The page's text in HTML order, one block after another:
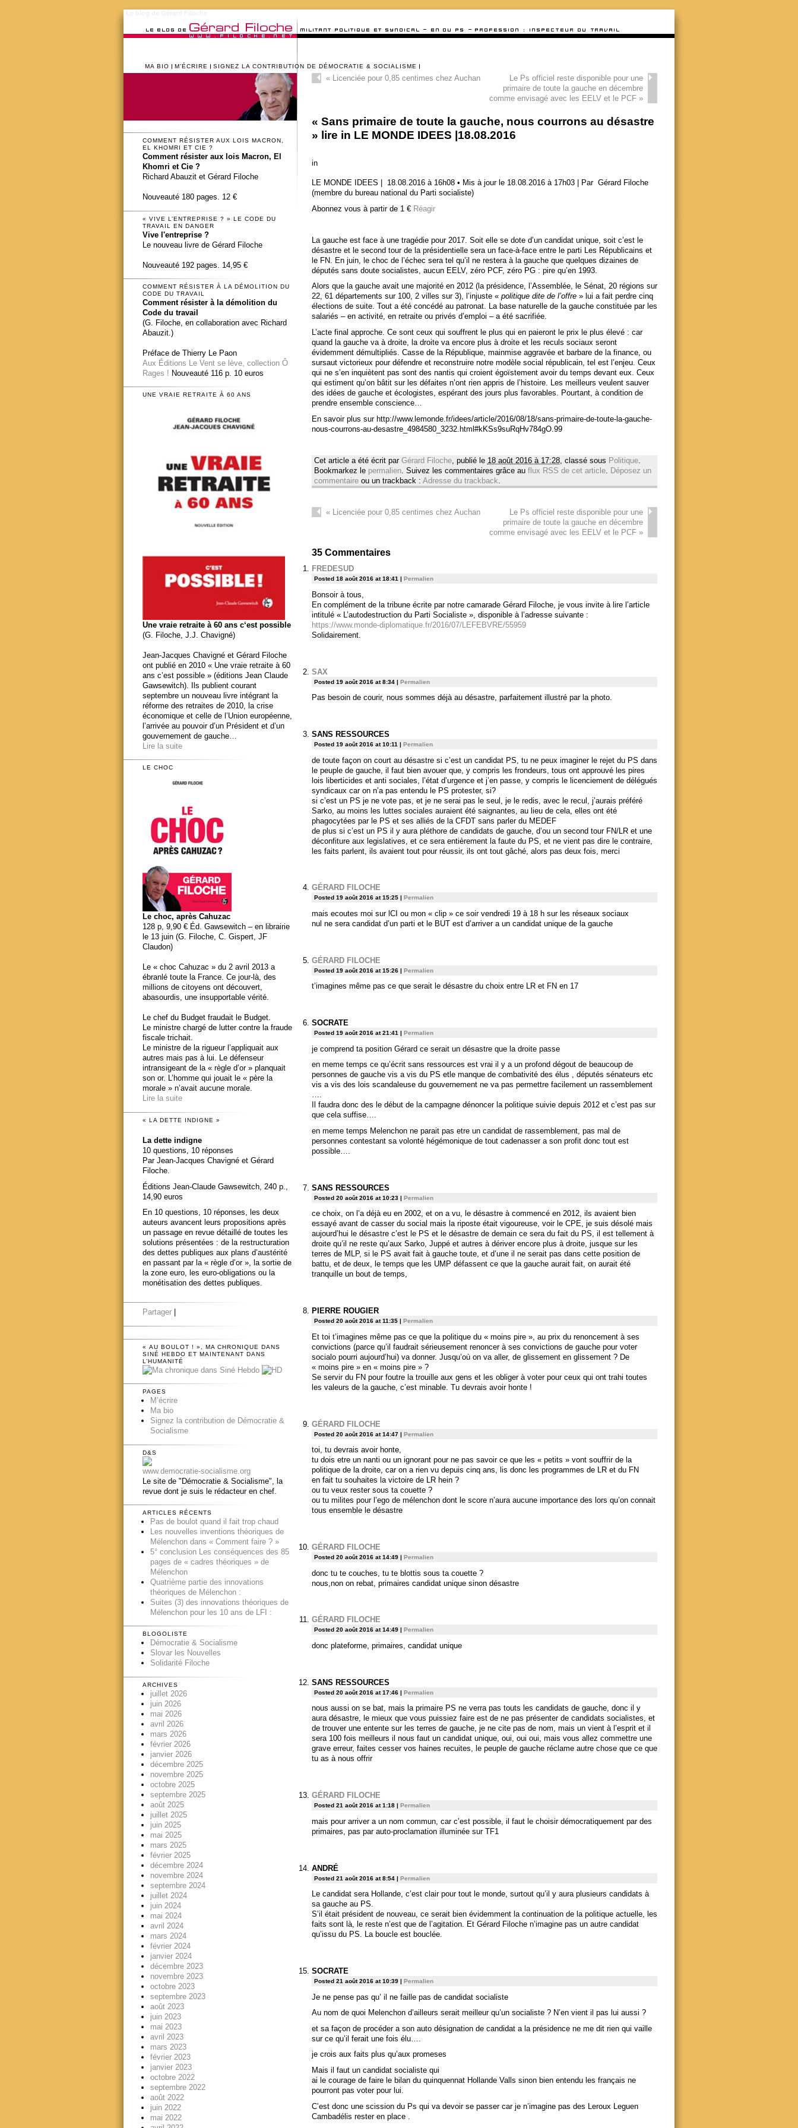
MA BIO M’ÉCRIRE SIGNEZ LA CONTRIBUTION DE DÉMOCRATIE & SOCIALISME
«Licenciée pour 0,85 centimes chez Auchan
Le Ps officiel reste disponible pour une
primaire de toute la gauche en décembre
comme envisagé avec les EELV et le PCF»
« Sans primaire de toute la gauche, nous courrons au désastre
» lire in LE MONDE IDEES |18.08.2016
in
LE MONDE IDEES | 18.08.2016 à 16h08 • Mis à jour le 18.08.2016 à 17h03 | Par Gérard Filoche
(membre du bureau national du Parti socialiste)
Abonnez vous à partir de 1 €Réagir
La gauche est face à une tragédie pour 2017. Soit elle se dote d’un candidat unique, soit c’est le
désastre et le second tour de la présidentielle sera un face-à-face entre le parti Les Républicains et
le FN. En juin, le choc de l’échec sera tel qu’il ne restera à la gauche que quelques dizaines de
députés sans doute socialistes, aucun EELV, zéro PCF, zéro PG : pire qu’en 1993.
Alors que la gauche avait une majorité en 2012 (la présidence, l’Assemblée, le Sénat, 20 régions sur
22, 61 départements sur 100, 2 villes sur 3), l’injuste « politique dite de l’offre» lui a fait perdre cinq
élections de suite. Tout a été concédé au patronat. La base naturelle de la gauche constituée par les
salariés – en activité, en retraite ou privés d’emploi – a été sacrifiée.
L’acte final approche. Ce sont ceux qui souffrent le plus qui en paieront le prix le plus élevé : car
quand la gauche va à droite, la droite va encore plus à droite et les reculs sociaux seront
évidemment démultipliés. Casse de la République, mainmise aggravée et barbare de la finance, ou
sursaut victorieux pour défendre et reconstruire notre modèle social républicain, tel est l’enjeu. Ceux
qui ne s’en inquiètent pas sont des nantis qui croient égoïstement avoir du temps devant eux. Ceux
qui estiment qu’on bâtit sur les défaites n’ont rien appris de l’histoire. Les meilleurs veulent sauver
des idées de gauche et écologistes, espérant des jours plus favorables. Pourtant, à condition de
prendre ensemble conscience…
En savoir plus sur http://www.lemonde.fr/idees/article/2016/08/18/sans-primaire-de-toute-la-gauche-
nous-courrons-au-desastre_4984580_3232.html#kKSs9suRqHv784gO.99
Cet article a été écrit par Gérard Filoche, publié le 18 août 2016 à 17:28, classé sous Politique.
Bookmarkez le permalien. Suivez les commentaires grâce au flux RSS de cet article. Déposez un
commentaireou un trackback : Adresse du trackback
«Licenciée pour 0,85 centimes chez Auchan
Le Ps officiel reste disponible pour une
primaire de toute la gauche en décembre
comme envisagé avec les EELV et le PCF»
35Commentaires
FREDESUD
Posted 18 août 2016 at 18:41 | Permalien
Bonsoir à tous,
En complément de la tribune écrite par notre camarade Gérard Filoche, je vous invite à lire l’article
intitulé « L’autodestruction du Parti Socialiste », disponible à l’adresse suivante :
https://www.monde-diplomatique.fr/2016/07/LEFEBVRE/55959
Solidairement.
SAX
Posted 19 août 2016 at 8:34 | Permalien
Pas besoin de courir, nous sommes déjà au désastre, parfaitement illustré par la photo.
SANS RESSOURCES
Posted 19 août 2016 at 10:11 | Permalien
de toute façon on court au désastre si c’est un candidat PS, tu ne peux imaginer le rejet du PS dans
le peuple de gauche, il faut bien avouer que, y compris les frondeurs, tous ont approuvé les pires
lois liberticides et anti sociales, l’état d’urgence et j’en passe, y compris le licenciement de délégués
syndicaux car on n’a pas entendu le PS protester, si?
si c’est un PS je ne vote pas, et je ne serai pas le seul, je le redis, avec le recul, j’aurais préféré
Sarko, au moins les luttes sociales auraient été saignantes, au lieu de cela, elles ont été
phagocytées par le PS et ses alliés de la CFDT sans parler du MEDEF
de plus si c’est un PS il y aura pléthore de candidats de gauche, d’ou un second tour FN/LR et une
déconfiture aux legislatives, et ce sera entièrement la faute du PS, et ne vient pas dire le contraire,
les faits parlent, ils avaient tout pour réussir, ils ont tout gâché, alors pas deux fois, merci
GÉRARD FILOCHE
Posted 19 août 2016 at 15:25 Permalien
mais ecoutes moi sur lCI ou mon « clip » ce soir vendredi 19 à 18 h sur les réseaux sociaux
nul ne sera candidat d’un parti et le BUT est d’arriver a un candidat unique de la gauche
GÉRARD FILOCHE
Posted 19 août 2016 at 15:26 | Permalien
t’imagines même pas ce que serait le désastre du choix entre LR et FN en 17
SOCRATE
Posted 19 août 2016 at 21:41 | Permalien
je comprend ta position Gérard ce serait un désastre que la droite passe
en meme temps ce qu’écrit sans ressources est vrai il y a un profond dégout de beaucoup de
personnes de gauche vis a vis du PS etle manque de combativité des élus , députés sénateurs etc
vis a vis des lois scandaleuse du gouvernement ne va pas permettre facilement un rassemblement
….
Il faudra donc des le début de la campagne dénoncer la politique suivie depuis 2012 et c’est pas sur
que cela suffise….
en meme temps Melenchon ne parait pas etre un candidat de rassemblement, pas mal de
personnes contestant sa volonté hégémonique de tout cadenasser a son profit donc tout est
possible….
SANS RESSOURCES
Posted 20 août 2016 at 10:23 | Permalien
ce choix, on l’a déjà eu en 2002, et on a vu, le désastre à commencé en 2012, ils avaient bien
essayé avant de casser du social mais la riposte était vigoureuse, voir le CPE, je suis désolé mais
aujourd’hui le désastre c’est le PS et le désastre de demain ce sera du fait du PS, il est tellement à
droite qu’il ne reste qu’aux Sarko, Juppé et autres à dériver encore plus à droite, jusque sur les
terres de MLP, si le PS avait fait à gauche toute, et d’une il ne serait pas dans cette position de
battu, et de deux, le temps que les UMP défassent ce que la gauche aurait fait, on aurait été
tranquille un bout de temps,
PIERRE ROUGIER
Posted 20 août 2016 at 11:35 | Permalien
Et toi t’imagines même pas ce que la politique du « moins pire », au prix du renoncement à ses
convictions (parce qu’il faudrait sérieusement renoncer à ses convictions de gauche pour voter
socialo pourri aujourd’hui) va donner. Jusqu’où on va aller, de glissement en glissement ? De
« moins pire » en « moins pire » ?
Se servir du FN pour foutre la trouille aux gens et les obliger à voter pour ceux qui ont trahi toutes
les valeurs de la gauche, c’est minable. Tu devrais avoir honte !
GÉRARD FILOCHE
Posted 20 août 2016 at 14:47 | Permalien
toi, tu devrais avoir honte,
tu dois etre un nanti ou un ignorant pour ne pas savoir ce que les « petits » vont souffrir de la
politique de la droite, car on a rien vu depuis cinq ans, lis donc les programmes de LR et du FN
en fait tu souhaites la victoire de LR hein ?
ou tu veux rester sous ta couette ?
ou tu milites pour l’ego de mélenchon dont le score n’aura aucune importance des lors qu’on connait
tous ensemble le désastre
GÉRARD FILOCHE
Posted 20 août 2016 at 14:49 | Permalien
donc tu te couches, tu te blottis sous ta couette ?
nous,non on rebat, primaires candidat unique sinon désastre
GÉRARD FILOCHE
Posted 20 août 2016 at 14:49 Permalien
donc plateforme, primaires, candidat unique
SANS RESSOURCES
Posted 20 août 2016 at 17:46 | Permalien
nous aussi on se bat, mais la primaire PS ne verra pas touts les candidats de gauche, donc il y
aura désastre, le mieux que vous puissiez faire est de ne pas présenter de candidats socialistes, et
de trouver une entente sur les terres de gauche, je ne cite pas de nom, mais un vient à l’esprit et il
sera 100 fois meilleurs il nous faut un candidat unique, oui, oui oui, mais vous allez commettre une
grave erreur, faites cesser vos haines recuites, le peuple de gauche réclame autre chose que ce que
tu as à nous offrir
GÉRARD FILOCHE
Posted 21 août 2016 at 1:18 | Permalien
mais pour arriver a un nom commun, car c’est possible, il faut le choisir démocratiquement par des
primaires, pas par auto-proclamation illuminée sur TF1
ANDRÉ
Posted 21 août 2016 at 8:54 | Permalien
Le candidat sera Hollande, c’est clair pour tout le monde, surtout qu’il y aura plusieurs candidats à
sa gauche au PS.
S’il était président de nouveau, ce serait bien évidemment la continuation de la politique actuelle, les
faits sont là, le reste n’est que de l’agitation. Et Gérard Filoche n’imagine pas un autre candidat
qu’issu du PS. La boucle est bouclée.
SOCRATE
Posted 21 août 2016 at 10:39 | Permalien
Je ne pense pas qu’ il ne faille pas de candidat socialiste
Au nom de quoi Melenchon d’ailleurs serait meilleur qu’un socialiste ? N’en vient il pas lui aussi ?
et sa façon de procéder a son auto désignation de candidat a la présidence ne me dit rien qui vaille
sur ce qu’il ferait une fois élu….
je crois aux faits plus qu’aux promeses
Mais il faut un candidat socialiste qui
ai le courage de faire le bilan du quinquennat Hollande Valls sinon bien entendu les français ne
pourront pas voter pour lui.
C’est donc une scission du Ps qui va devoir se passer car je n’imagine pas des Leroux Leguen
Cambadélis rester en place .
COMMENT RÉSISTER AUX LOIS MACRON,
EL KHOMRI ET CIE ?
Comment résister aux lois Macron, El
Khomri et Cie ?
Richard Abauzit et Gérard Filoche
Nouveauté 180 pages. 12 €
« VIVE L’ENTREPRISE ? » LE CODE DU
TRAVAIL EN DANGER
Vive l'entreprise ?
Le nouveau livre de Gérard Filoche
Nouveauté 192 pages. 14,95 €
COMMENT RÉSISTER À LA DÉMOLITION DU
CODE DU TRAVAIL
Comment résister à la démolition du
Code du travail
(G. Filoche, en collaboration avec Richard
Abauzit.)
Préface de Thierry Le Paon
Aux Éditions Le Vent se lève, collection Ô
Rages ! Nouveauté 116 p. 10 euros
UNE VRAIE RETRAITE À 60 ANS
Une vraie retraite à 60 ans c‘est possible
(G. Filoche, J.J. Chavigné)
Jean-Jacques Chavigné et Gérard Filoche
ont publié en 2010 « Une vraie retraite à 60
ans c’est possible » (éditions Jean Claude
Gawsewitch). Ils publient courant
septembre un nouveau livre intégrant la
réforme des retraites de 2010, la crise
économique et celle de l’Union européenne,
l’arrivée au pouvoir d’un Président et d’un
gouvernement de gauche…
Lire la suite
LE CHOC
Le choc, après Cahuzac
128 p, 9,90 € Éd. Gawsewitch – en librairie
le 13 juin (G. Filoche, C. Gispert, JF
Claudon)
Le « choc Cahuzac » du 2 avril 2013 a
ébranlé toute la France. Ce jour-là, des
millions de citoyens ont découvert,
abasourdis, une insupportable vérité.
Le chef du Budget fraudait le Budget.
Le ministre chargé de lutter contre la fraude
fiscale trichait.
Le ministre de la rigueur l’appliquait aux
autres mais pas à lui. Le défenseur
intransigeant de la « règle d’or » planquait
son or. L’homme qui jouait le « père la
morale » n’avait aucune morale.
Lire la suite
« LA DETTE INDIGNE »
La dette indigne
10 questions, 10 réponses
Par Jean-Jacques Chavigné et Gérard
Filoche.
Éditions Jean-Claude Gawsewitch, 240 p.,
14,90 euros
En 10 questions, 10 réponses, les deux
auteurs avancent leurs propositions après
un passage en revue détaillé de toutes les
solutions présentées : de la restructuration
des dettes publiques aux plans d’austérité
en passant par la « règle d’or », la sortie de
la zone euro, les euro-obligations ou la
monétisation des dettes publiques.
Partager
« AU BOULOT ! », MA CHRONIQUE DANS
SINÉ HEBDO ET MAINTENANT DANS
L’HUMANITÉ
PAGES
M’écrire
Ma bio
Signez la contribution de Démocratie &
Socialisme
D&S
www.democratie-socialisme.org
Le site de "Démocratie & Socialisme", la
revue dont je suis le rédacteur en chef.
ARTICLES RÉCENTS
Pas de boulot quand il fait trop chaud
Les nouvelles inventions théoriques de
Mélenchon dans « Comment faire ? »
5° conclusion Les conséquences des 85
pages de « cadres théoriques » de
Mélenchon
Quatrième partie des innovations
théoriques de Mélenchon :
Suites (3) des innovations théoriques de
Mélenchon pour les 10 ans de LFI :
BLOGOLISTE
Démocratie & Socialisme
Slovar les Nouvelles
Solidarité Filoche
ARCHIVES
juillet 2026
juin 2026
mai 2026
avril 2026
mars 2026
février 2026
janvier 2026
décembre 2025
novembre 2025
octobre 2025
septembre 2025
août 2025
juillet 2025
juin 2025
mai 2025
mars 2025
février 2025
décembre 2024
novembre 2024
septembre 2024
juillet 2024
juin 2024
mai 2024
avril 2024
mars 2024
février 2024
janvier 2024
décembre 2023
novembre 2023
octobre 2023
septembre 2023
août 2023
juin 2023
mai 2023
avril 2023
mars 2023
février 2023
janvier 2023
octobre 2022
septembre 2022
août 2022
juin 2022
mai 2022